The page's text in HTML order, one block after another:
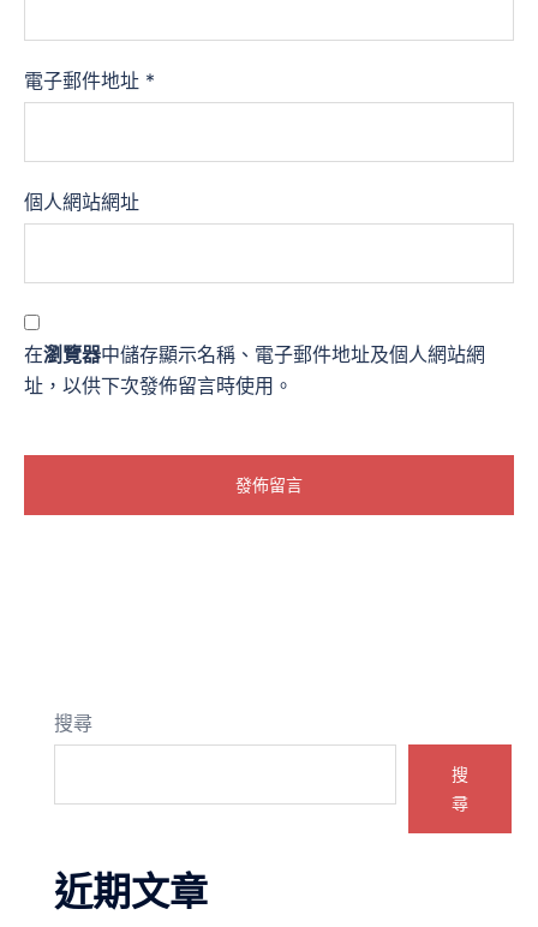
電子郵件地址 *
個人網站網址
在瀏覽器中儲存顯示名稱、電子郵件地址及個人網站網
址，以供下次發佈留言時使用。
搜尋
搜
尋
近期文章